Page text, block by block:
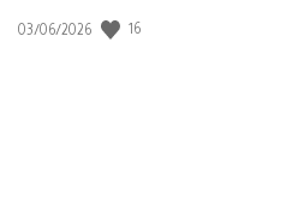
:
state
Date
03/06/2026 16